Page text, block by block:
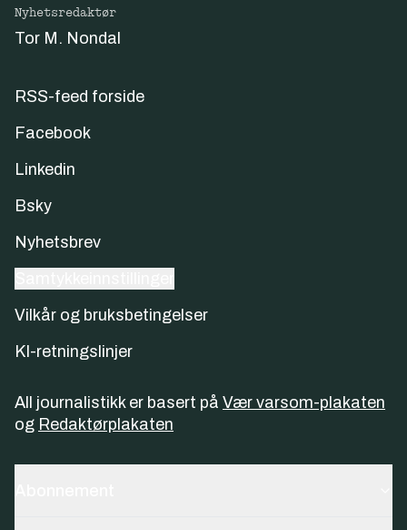
Nyhetsredaktør
Tor M. Nondal
RSS-feed forside
Facebook
Linkedin
Bsky
Nyhetsbrev
Vilkår og bruksbetingelser
KI-retningslinjer
All journalistikk er basert på Vær varsom-plakaten
og Redaktørplakaten